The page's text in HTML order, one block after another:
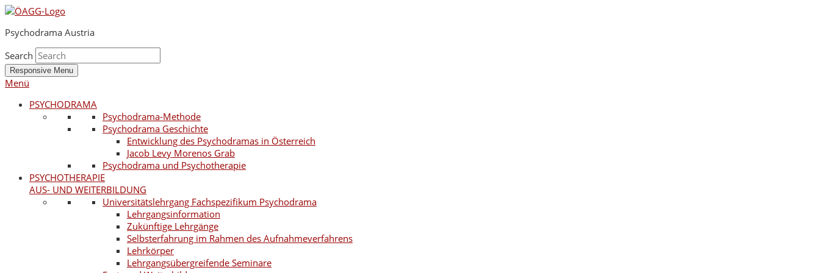
Psychodrama Austria
Search
Responsive Menu
Menü
PSYCHODRAMA
Psychodrama-Methode
Psychodrama Geschichte
Entwicklung des Psychodramas in Österreich
Jacob Levy Morenos Grab
Psychodrama und Psychotherapie
PSYCHOTHERAPIE
AUS- UND WEITERBILDUNG
Universitätslehrgang Fachspezifikum Psychodrama
Lehrgangsinformation
Zukünftige Lehrgänge
Selbsterfahrung im Rahmen des Aufnahmeverfahrens
Lehrkörper
Lehrgangsübergreifende Seminare